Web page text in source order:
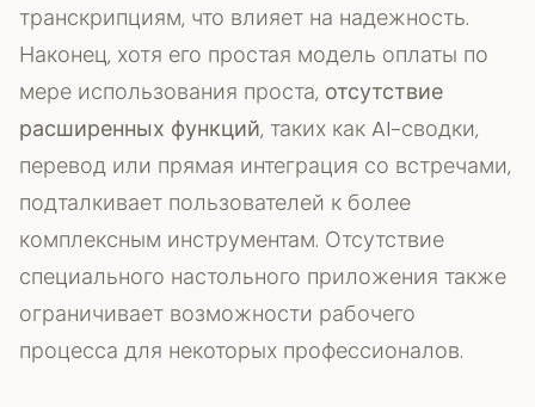
транскрипциям, что влияет на надежность.
Наконец, хотя его простая модель оплаты по
мере использования проста, отсутствие
расширенных функций, таких как AI-сводки,
перевод или прямая интеграция со встречами,
подталкивает пользователей к более
комплексным инструментам. Отсутствие
специального настольного приложения также
ограничивает возможности рабочего
процесса для некоторых профессионалов.